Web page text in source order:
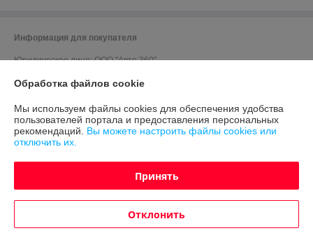
Информация для покупателя
Юридическое лицо:ООО "Авто 360"
УНП: 191635176
Регистрационный орган: Мингорисполком
Дата регистрации компании: 12.09.2012
Ссылка на свидетельство/лицензию
Ссылка на свидетельство/лицензию
Местонахождение книги жалоб и предложений: ул. Грушевская
Обработка файлов cookie
Мы используем файлы cookies для обеспечения удобства
пользователей портала и предоставления персональных
рекомендаций. Вы можете настроить файлы cookies или
отключить их.
Принять
Отклонить